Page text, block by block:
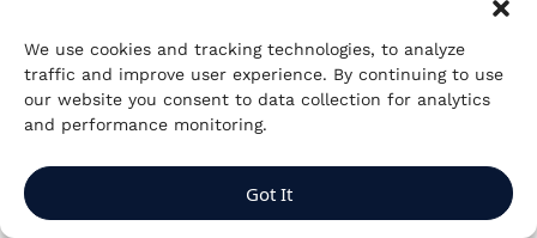
We use cookies and tracking technologies, to analyze
traffic and improve user experience. By continuing to use
our website you consent to data collection for analytics
and performance monitoring.
Got It
compétence personnelle des tribunaux
susmentionnés, selon ce qui est applicable
à chaque Participant, et renoncent à toute
réclamation de forum non conveniens ou
d’absence de compétence personnelle
12. CONFIDENTIALITÉ :Les informations
personnelles seront utilisées par le